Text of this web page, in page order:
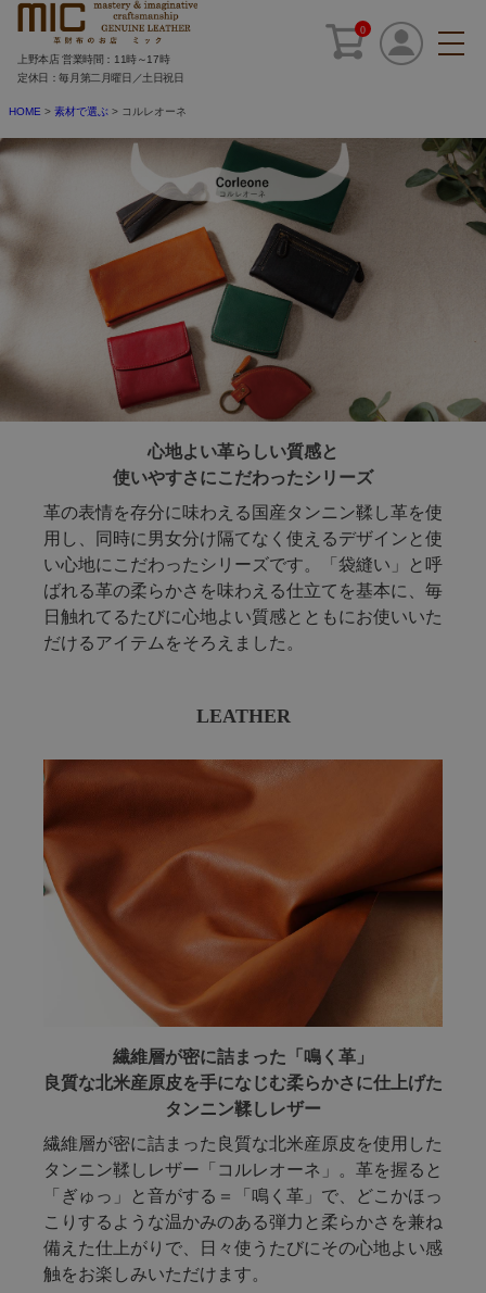
0
上野本店 営業時間：11時～17時
定休日：毎月第二月曜日／土日祝日
HOME 素材で選ぶ コルレオーネ
心地よい革らしい質感と
使いやすさにこだわったシリーズ
革の表情を存分に味わえる国産タンニン鞣し革を使
用し、同時に男女分け隔てなく使えるデザインと使
い心地にこだわったシリーズです。「袋縫い」と呼
ばれる革の柔らかさを味わえる仕立てを基本に、毎
日触れてるたびに心地よい質感とともにお使いいた
だけるアイテムをそろえました。
LEATHER
繊維層が密に詰まった「鳴く革」
良質な北米産原皮を手になじむ柔らかさに仕上げた
タンニン鞣しレザー
繊維層が密に詰まった良質な北米産原皮を使用した
タンニン鞣しレザー「コルレオーネ」。革を握ると
「ぎゅっ」と音がする＝「鳴く革」で、どこかほっ
こりするような温かみのある弾力と柔らかさを兼ね
備えた仕上がりで、日々使うたびにその心地よい感
触をお楽しみいただけます。